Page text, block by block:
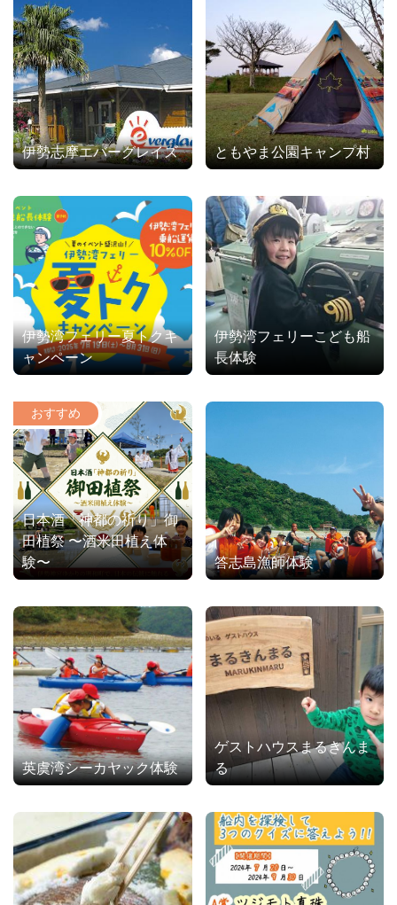
伊勢志摩エバーグレイズ ともやま公園キャンプ村
伊勢湾フェリー夏トクキ
ャンペーン
伊勢湾フェリーこども船
長体験
日本酒「神都の祈り」御
田植祭 〜酒米田植え体
験〜
答志島漁師体験
英虞湾シーカヤック体験
ゲストハウスまるきんま
る